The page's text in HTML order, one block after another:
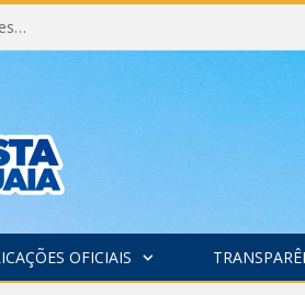
Eleição do Conselho Municipal dos Direitos da Criança e do Adolescente CMDCA 2026
OFICIAIS